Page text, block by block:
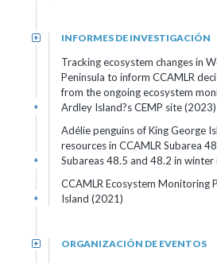
INFORMES DE INVESTIGACIÓN
+
Tracking ecosystem changes in
Peninsula to inform CCAMLR
from the ongoing ecosystem
Ardley Island?s CEMP site (2023)
+
Adélie penguins of King George
resources in CCAMLR Subarea
Subareas 48.5 and 48.2 in winter
+
CCAMLR Ecosystem Monitoring
Island (2021)
+
ORGANIZACIÓN DE EVENTOS
+